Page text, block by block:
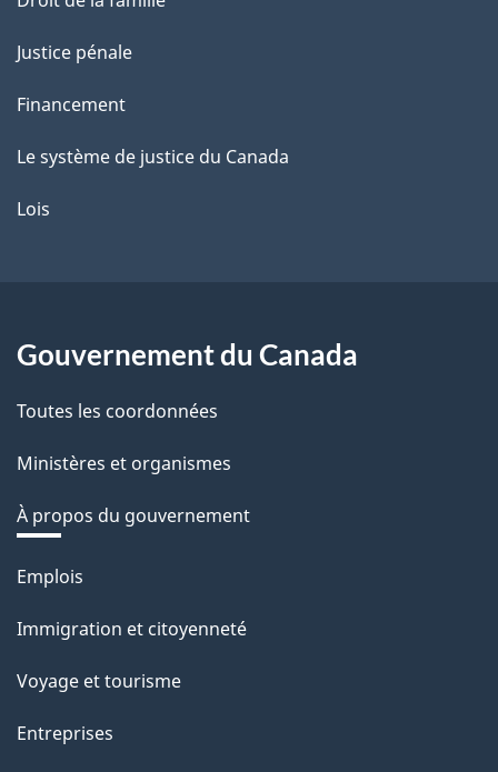
Justice pénale
Financement
Le système de justice du Canada
Lois
Gouvernement du Canada
Toutes les coordonnées
Ministères et organismes
À propos du gouvernement
Thèmes
sujets
Emplois
Immigration et citoyenneté
Voyage et tourisme
Entreprises